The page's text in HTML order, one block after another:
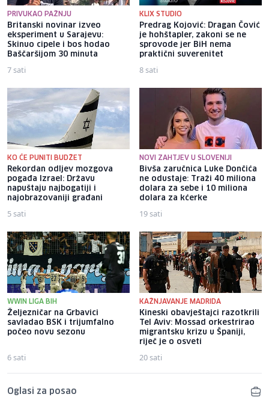
PRIVUKAO PAŽNJU
Britanski novinar izveo
eksperiment u Sarajevu:
Skinuo cipele i bos hodao
Baščaršijom 30 minuta
7 sati
KLIX STUDIO
Predrag Kojović: Dragan Čović
je hohštapler, zakoni se ne
sprovode jer BiH nema
praktični suverenitet
8 sati
KO ĆE PUNITI BUDŽET
Rekordan odljev mozgova
pogađa Izrael: Državu
napuštaju najbogatiji i
najobrazovaniji građani
5 sati
NOVI ZAHTJEV U SLOVENIJI
Bivša zaručnica Luke Dončića
ne odustaje: Traži 40 miliona
dolara za sebe i 10 miliona
dolara za kćerke
19 sati
WWIN LIGA BIH
Željezničar na Grbavici
savladao BSK i trijumfalno
počeo novu sezonu
6 sati
KAŽNJAVANJE MADRIDA
Kineski obavještajci razotkrili
Tel Aviv: Mossad orkestrirao
migrantsku krizu u Španiji,
riječ je o osveti
20 sati
Oglasi za posao